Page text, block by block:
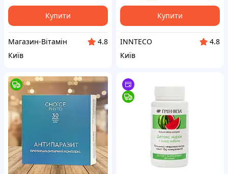
Купити
Магазин-Вітамін
4.8
Київ
Купити
INNTECO
4.8
Київ